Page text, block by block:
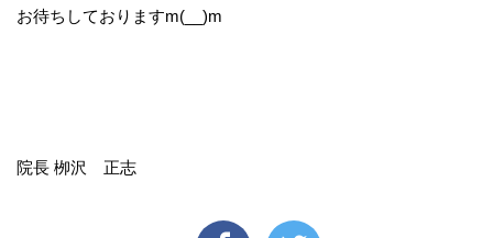
お待ちしておりますm(__)m
院長 栁沢 正志